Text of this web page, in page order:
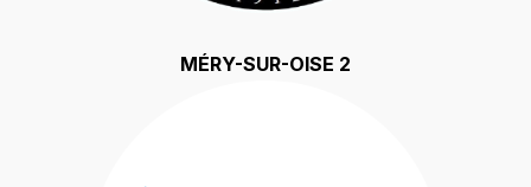
MÉRY-SUR-OISE 2